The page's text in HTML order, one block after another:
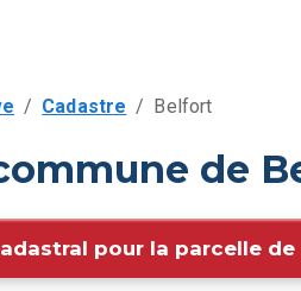
/ Cadastre / Belfort
de
pour la parcelle de